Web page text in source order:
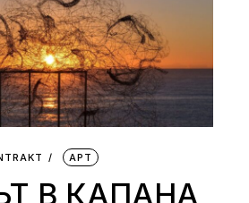
АРТ
В КАПАНА